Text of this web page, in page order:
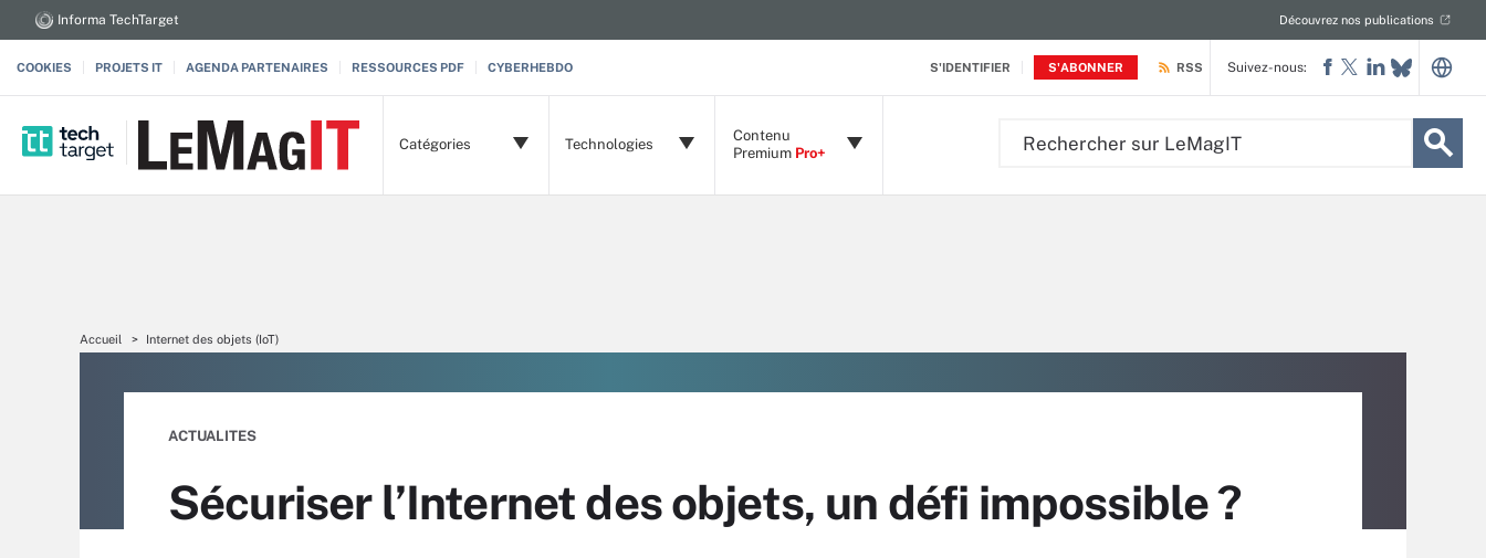
S'IDENTIFIER S'ABONNER
Informa TechTarget Découvrez nos publications
COOKIES PROJETS IT AGENDA PARTENAIRES RESSOURCES PDF CYBERHEBDO RSS
Catégories Technologies
Contenu
Premium Pro+
Suivez-nous:
Accueil Internet des objets (IoT)
ACTUALITES
Sécuriser l’Internet des objets, un défi impossible ?